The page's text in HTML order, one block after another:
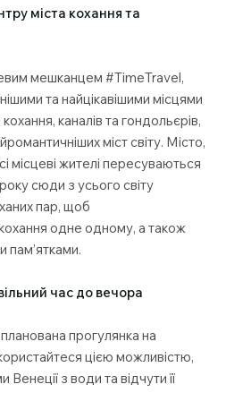
міста кохання та
мешканцем #TimeTravel,
та найцікавішими місцями
каналів та гондольєрів,
міст світу. Місто,
місцеві жителі пересуваються
сюди з усього світу
пар, щоб
одне одному, а також
пам’ятками.
час до вечора
прогулянка на
цією можливістю,
з води та відчути її